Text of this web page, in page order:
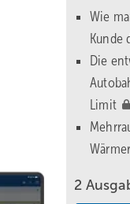
Wie
Kunde
Die
Limit
2